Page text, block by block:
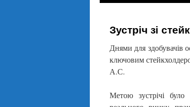
Зустріч зі
Днями для здобувачів
ключовим
А.С.
Метою зустрічі